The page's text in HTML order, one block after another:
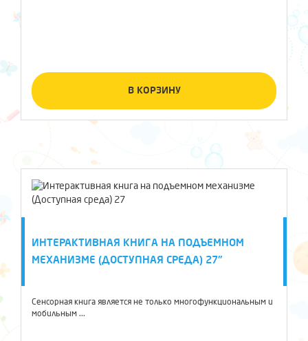
В КОРЗИНУ
ИНТЕРАКТИВНАЯ КНИГА НА ПОДЪЕМНОМ
МЕХАНИЗМЕ (ДОСТУПНАЯ СРЕДА) 27"
Сенсорная книга является не только многофункциональным и
мобильным ...